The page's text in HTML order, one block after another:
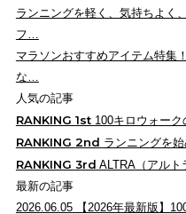
ランニングを軽く、気持ちよく
フ…
マラソンおすすめアイテム特集
な…
人気の記事
RANKING 1st 100キロウォー
RANKING 2nd ランニングを
RANKING 3rd ALTRA（アル
最新の記事
2026.06.05
【2026年最新版】